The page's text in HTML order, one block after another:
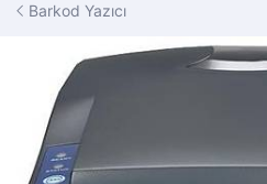
Barkod Yazıcı